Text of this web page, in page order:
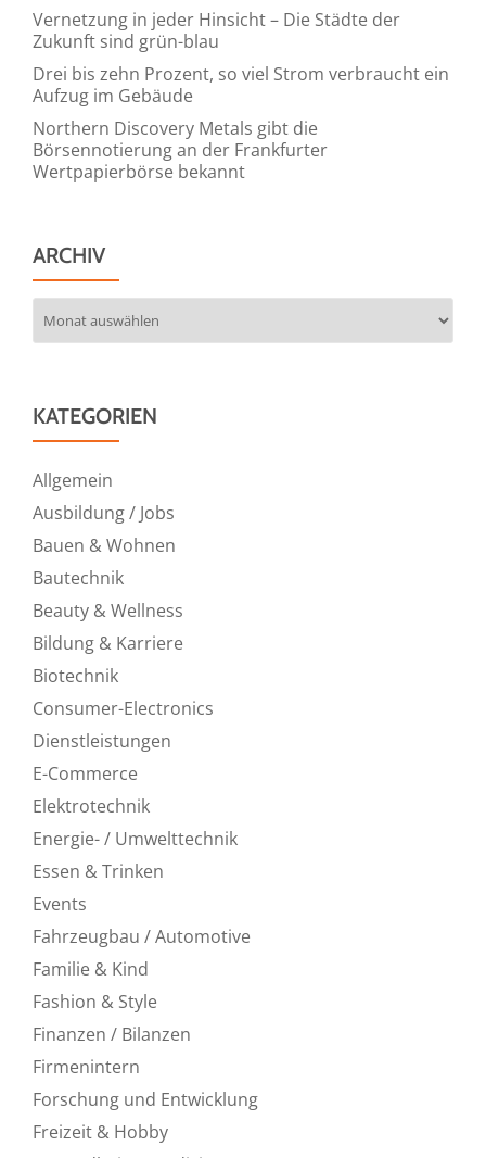
Vernetzung in jeder Hinsicht – Die Städte der
Zukunft sind grün-blau
Drei bis zehn Prozent, so viel Strom verbraucht ein
Aufzug im Gebäude
Northern Discovery Metals gibt die
Börsennotierung an der Frankfurter
Wertpapierbörse bekannt
ARCHIV
KATEGORIEN
Allgemein
Ausbildung / Jobs
Bauen & Wohnen
Bautechnik
Beauty & Wellness
Bildung & Karriere
Biotechnik
Consumer-Electronics
Dienstleistungen
E-Commerce
Elektrotechnik
Energie- / Umwelttechnik
Essen & Trinken
Events
Fahrzeugbau / Automotive
Familie & Kind
Fashion & Style
Finanzen / Bilanzen
Firmenintern
Forschung und Entwicklung
Freizeit & Hobby